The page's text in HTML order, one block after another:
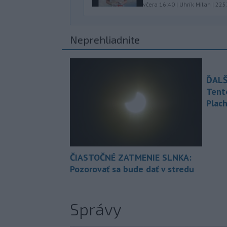
včera 16:40 | Uhrík Milan |
Neprehliadnite
ČIASTOČNÉ ZATMENIE SLNKA:
Pozorovať sa bude dať v stredu
Správy